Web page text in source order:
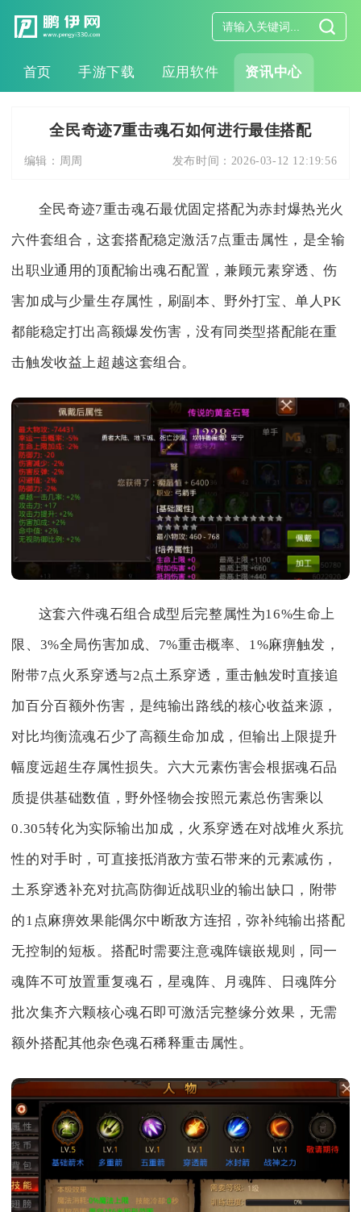
首页 手游下载 应用软件 资讯中心
全民奇迹7重击魂石如何进行最佳搭配
编辑： 周周 发布时间： 2026-03-12 12:19:56
全民奇迹7重击魂石最优固定搭配为赤封爆热光火
六件套组合，这套搭配稳定激活7点重击属性，是全输
出职业通用的顶配输出魂石配置，兼顾元素穿透、伤
害加成与少量生存属性，刷副本、野外打宝、单人PK
都能稳定打出高额爆发伤害，没有同类型搭配能在重
击触发收益上超越这套组合。
这套六件魂石组合成型后完整属性为16%生命上
限、3%全局伤害加成、7%重击概率、1%麻痹触发，
附带7点火系穿透与2点土系穿透，重击触发时直接追
加百分百额外伤害，是纯输出路线的核心收益来源，
对比均衡流魂石少了高额生命加成，但输出上限提升
幅度远超生存属性损失。六大元素伤害会根据魂石品
质提供基础数值，野外怪物会按照元素总伤害乘以
0.305转化为实际输出加成，火系穿透在对战堆火系抗
性的对手时，可直接抵消敌方萤石带来的元素减伤，
土系穿透补充对抗高防御近战职业的输出缺口，附带
的1点麻痹效果能偶尔中断敌方连招，弥补纯输出搭配
无控制的短板。搭配时需要注意魂阵镶嵌规则，同一
魂阵不可放置重复魂石，星魂阵、月魂阵、日魂阵分
批次集齐六颗核心魂石即可激活完整缘分效果，无需
额外搭配其他杂色魂石稀释重击属性。